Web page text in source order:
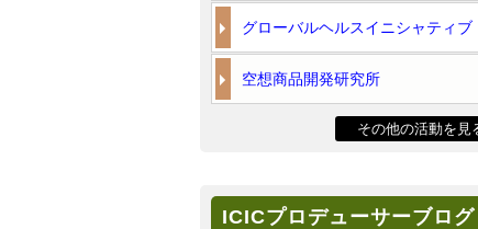
グローバルヘルスイニシャティブ
空想商品開発研究所
その他の活動を見
ICICプロデューサーブログ